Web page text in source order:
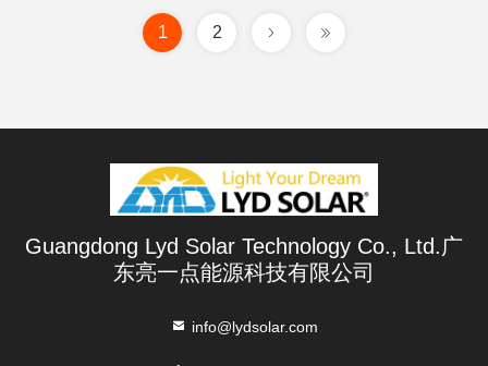
1 2
Guangdong Lyd Solar Technology Co., Ltd.广
东亮一点能源科技有限公司
info@lydsolar.com